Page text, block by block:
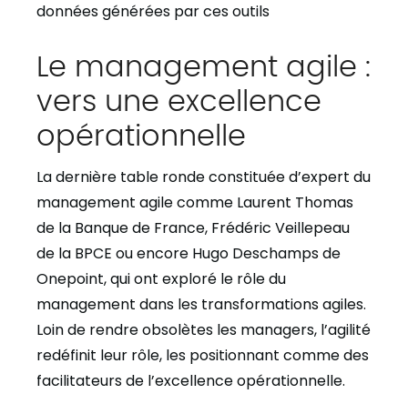
données générées par ces outils
Le management agile :
vers une excellence
opérationnelle
La dernière table ronde constituée d’expert du
management agile comme Laurent Thomas
de la Banque de France, Frédéric Veillepeau
de la BPCE ou encore Hugo Deschamps de
Onepoint, qui ont exploré le rôle du
management dans les transformations agiles.
Loin de rendre obsolètes les managers, l’agilité
redéfinit leur rôle, les positionnant comme des
facilitateurs de l’excellence opérationnelle.